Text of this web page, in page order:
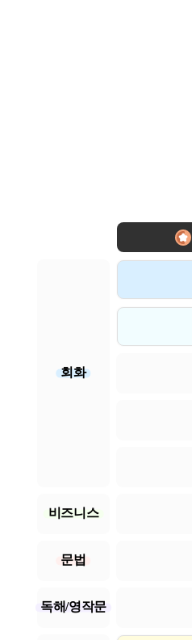
회화
비즈니스
문법
독해/영작문